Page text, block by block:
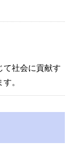
社会に貢献す
。